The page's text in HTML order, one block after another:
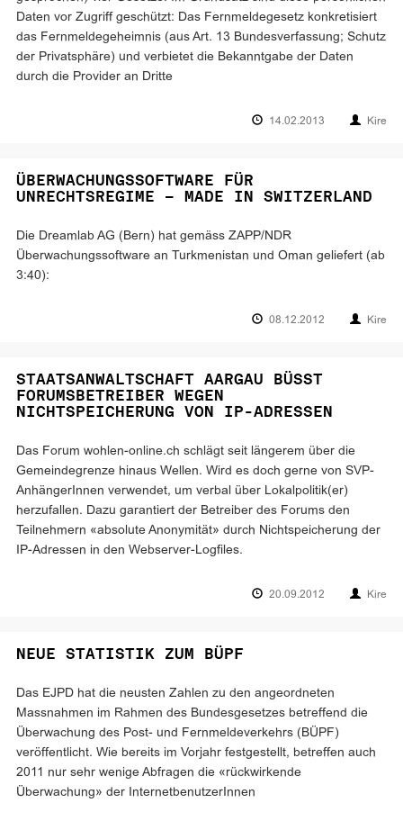
Daten vor Zugriff geschützt: Das Fernmeldegesetz konkretisiert
das Fernmeldegeheimnis (aus Art. 13 Bundesverfassung; Schutz
der Privatsphäre) und verbietet die Bekanntgabe der Daten
durch die Provider an Dritte
14.02.2013 Kire
ÜBERWACHUNGSSOFTWARE FÜR
UNRECHTSREGIME – MADE IN SWITZERLAND
Die Dreamlab AG (Bern) hat gemäss ZAPP/NDR
Überwachungssoftware an Turkmenistan und Oman geliefert (ab
3:40):
08.12.2012 Kire
STAATSANWALTSCHAFT AARGAU BÜSST
FORUMSBETREIBER WEGEN
NICHTSPEICHERUNG VON IP-ADRESSEN
Das Forum wohlen-online.ch schlägt seit längerem über die
Gemeindegrenze hinaus Wellen. Wird es doch gerne von SVP-
AnhängerInnen verwendet, um verbal über Lokalpolitik(er)
herzufallen. Dazu garantiert der Betreiber des Forums den
Teilnehmern «absolute Anonymität» durch Nichtspeicherung der
IP-Adressen in den Webserver-Logfiles.
20.09.2012 Kire
NEUE STATISTIK ZUM BÜPF
Das EJPD hat die neusten Zahlen zu den angeordneten
Massnahmen im Rahmen des Bundesgesetzes betreffend die
Überwachung des Post- und Fernmeldeverkehrs (BÜPF)
veröffentlicht. Wie bereits im Vorjahr festgestellt, betreffen auch
2011 nur sehr wenige Abfragen die «rückwirkende
Überwachung» der InternetbenutzerInnen